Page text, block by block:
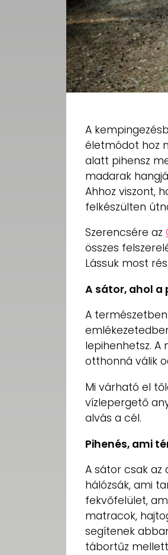
A
életmódot hoz
alatt pihensz
madarak
Ahhoz viszont,
felkészülten
Szerencsére az
összes
Lássuk most
A sátor, ahol a
A
lepihenhetsz. A
otthonná válik
Mi várható el
vízlepergető
alvás a cél.
Pihenés, ami
A sátor csak az
hálózsák, ami
fekvőfelület,
matracok,
segítenek
tábortűz